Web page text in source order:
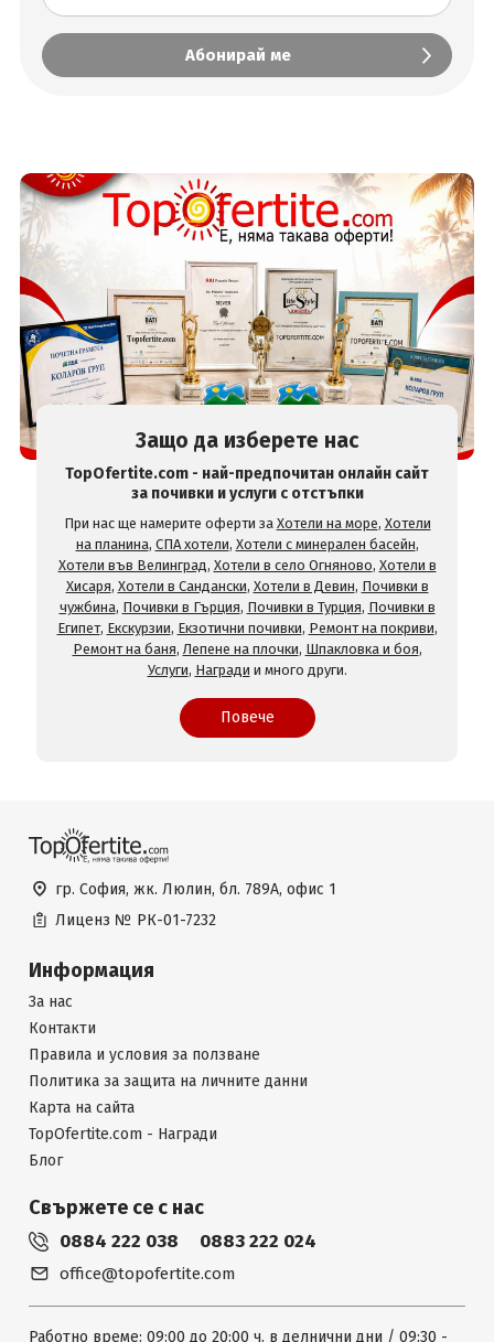
Защо да изберете нас
TopOfertite.com - най-предпочитан онлайн сайт
за почивки и услуги с отстъпки
При нас ще намерите оферти за Хотели на море, Хотели
на планина, СПА хотели, Хотели с минерален басейн,
Хотели във Велинград, Хотели в село Огняново, Хотели в
Хисаря, Хотели в Сандански, Хотели в Девин, Почивки в
чужбина, Почивки в Гърция, Почивки в Турция, Почивки в
Египет, Екскурзии, Екзотични почивки, Ремонт на покриви,
Ремонт на баня, Лепене на плочки, Шпакловка и боя,
Услуги, Награди и много други.
Повече
гр. София, жк. Люлин, бл. 789А, офис 1
Лиценз № РК-01-7232
Информация
За нас
Контакти
Правила и условия за ползване
Политика за защита на личните данни
Карта на сайта
TopOfertite.com - Награди
Блог
Свържете се с нас
0884 222 038 0883 222 024
office@topofertite.com
Работно време: 09:00 до 20:00 ч. в делнични дни / 09:30 -